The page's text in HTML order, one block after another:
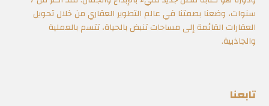
سنوات، وضعنا بصمتنا في عالم التطوير العقاري من خلال تحويل
العقارات القائمة إلى مساحات تنبض بالحياة، تتسم بالعملية
والجاذبية.
تابعنا